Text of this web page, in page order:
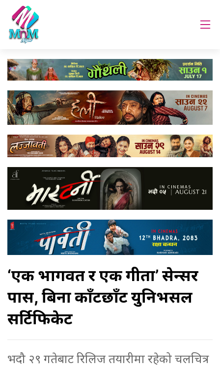
‘एक भागवत र एक गीता’ सेन्सर
पास, बिना काँटछाँट युनिभर्सल
सर्टिफिकेट
भदौ २९ गतेबाट रिलिज तयारीमा रहेको चलचित्र